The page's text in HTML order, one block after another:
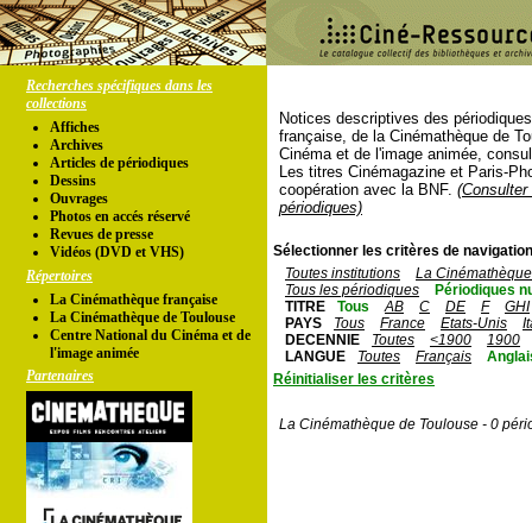
Recherches spécifiques dans les
collections
Affiches
Archives
Articles de périodiques
Dessins
Ouvrages
Photos en accés réservé
Revues de presse
Vidéos (DVD et VHS)
Répertoires
La Cinémathèque française
La Cinémathèque de Toulouse
Centre National du Cinéma et de
l'image animée
Partenaires
Notices descriptives des
française, de la Cinémathèque de
Cinéma et de l'image animée,
Les titres Cinémagazine et Paris-
coopération avec la BNF.
périodiques)
Sélectionner les critères de
Toutes institutions
La
Tous les périodiques
Périodiques
TITRE
Tous AB C DE F
GHI
PAYS
Tous France Etats-Unis
DECENNIE
Toutes <1900
1900
LANGUE
Toutes Français
Réinitialiser les critères
La Cinémathèque de Toulouse - 0